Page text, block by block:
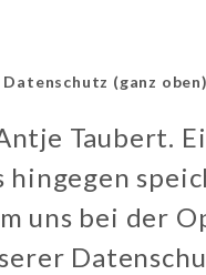
(ganz
Taubert.
uns bei der